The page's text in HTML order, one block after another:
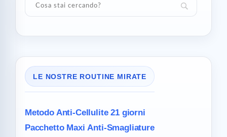
LE NOSTRE ROUTINE MIRATE
Metodo Anti-Cellulite21 giorni
Pacchetto MaxiAnti-Smagliature